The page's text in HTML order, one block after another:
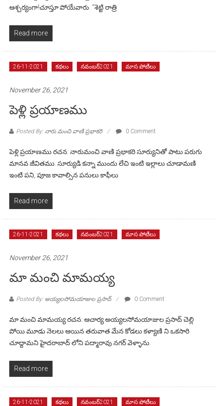
ఆశ్చర్యంగా!చూస్తూ పోయేవారు. “శెట్టి రాత్రి
Read more
26-11-2021 కథలు నవంబర్2021 మాస పోటీలు
November 26, 2021
పెళ్లి ప్రయాణము
Posted By: నారు మంచి వాణి ప్రభాకరి 0 Comment
పెళ్లి ప్రయాణము రచన: నారుమంచి వాణి ప్రభాకరి సూర్యునితో పాటు పరుగు
మానవ జీవితము. సూర్యుడి కన్నా ముందు లేచి ఇంటి ఇల్లాలు చూడామణి
ఇంటి పని, పూజ కావాల్సిన పనులు కాఫీలు
Read more
26-11-2021 కథలు నవంబర్2021 మాస పోటీలు
November 26, 2021
మా మంచి మామయ్య
Posted By: అయ్యలసోమయాజుల ప్రసాద్ 0 Comment
మా మంచి మామయ్య రచన: ఆచార్య అయ్యలసోమయాజుల ప్రసాద్ చెల్లి
పోయి మూడు నెలలు ఆయిన తరువాత మేన కోడలు కళ్యాణి ని ఒకసారి
చూద్దామని హైదరాబాద్ లోని పద్మారావు నగర్ వెళ్ళాను.
Read more
26-11-2021 కథలు నవంబర్2021 మాస పోటీలు